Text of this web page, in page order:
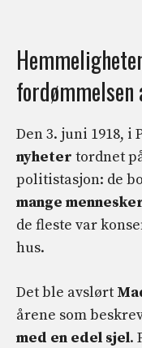
fordømmelsen
Den 3. juni 1918, i
nyheter tordnet
politistasjon: de
mange
de fleste var
hus.
Det ble avslørt
årene som
med en edel sjel.